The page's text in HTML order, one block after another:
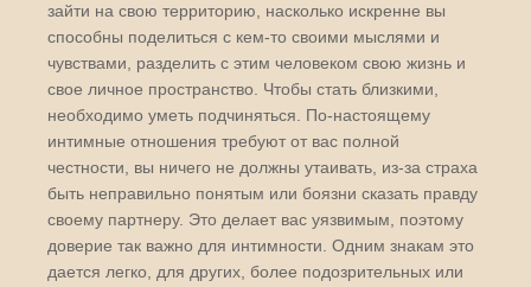
зайти на свою территорию, насколько искренне вы
способны поделиться с кем-то своими мыслями и
чувствами, разделить с этим человеком свою жизнь и
свое личное пространство. Чтобы стать близкими,
необходимо уметь подчиняться. По-настоящему
интимные отношения требуют от вас полной
честности, вы ничего не должны утаивать, из-за страха
быть неправильно понятым или боязни сказать правду
своему партнеру. Это делает вас уязвимым, поэтому
доверие так важно для интимности. Одним знакам это
дается легко, для других, более подозрительных или